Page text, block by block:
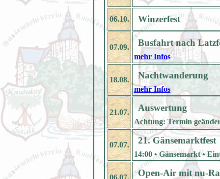
06.10. Winzerfest
07.09. Busfahrt nach
mehr Infos
18.08. Nachtwanderung
mehr Infos
21.07. Auswertung
Achtung: Termin
07.07. 21. Gänsemarktfest
14:00 • Gänsemarkt •
06.07. Open-Air mit nu-